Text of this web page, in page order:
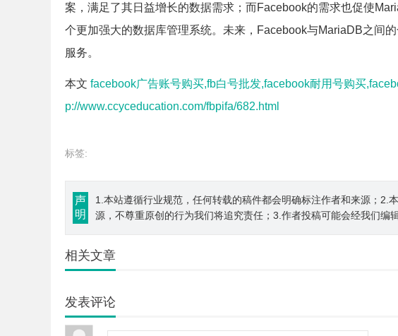
案，满足了其日益增长的数据需求；而Facebook的需求也促使
个更加强大的数据库管理系统。未来，Facebook与MariaDB之间
服务。
本文 facebook广告账号购买,fb白号批发,facebook耐用号购买
p://www.ccyceducation.com/fbpifa/682.html
标签:
声
明
1.本站遵循行业规范，任何转载的稿件都会明确标注作者和来源；2.
源，不尊重原创的行为我们将追究责任；3.作者投稿可能会经我们编
相关文章
发表评论